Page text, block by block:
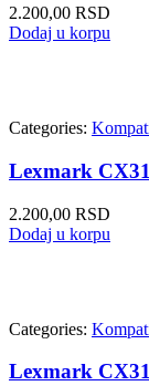
2.200,00 RSD
Dodaj u korpu
Categories:
Lexmark
2.200,00 RSD
Dodaj u korpu
Categories:
Lexmark